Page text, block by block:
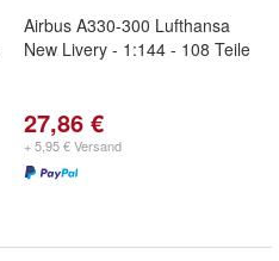
Airbus A330-300 Lufthansa
New Livery - 1:144 - 108 Teile
27,86 €
+ 5,95 € Versand